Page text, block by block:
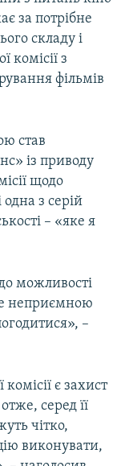
за потрібне
складу і
комісії з
фільмів
став
із приводу
щодо
з серій
– «яке я
можливості
неприємною
–
є захист
серед її
чітко,
виконувати,